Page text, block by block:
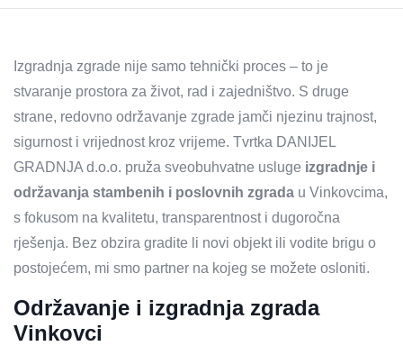
Izgradnja zgrade nije samo tehnički proces – to je
stvaranje prostora za život, rad i zajedništvo. S druge
strane, redovno održavanje zgrade jamči njezinu trajnost,
sigurnost i vrijednost kroz vrijeme. Tvrtka DANIJEL
GRADNJA d.o.o. pruža sveobuhvatne usluge izgradnje i
održavanja stambenih i poslovnih zgrada u Vinkovcima,
s fokusom na kvalitetu, transparentnost i dugoročna
rješenja. Bez obzira gradite li novi objekt ili vodite brigu o
postojećem, mi smo partner na kojeg se možete osloniti.
Održavanje i izgradnja zgrada
Vinkovci